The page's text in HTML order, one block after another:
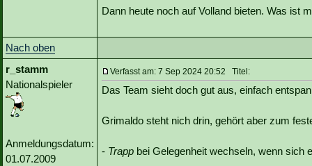
Dann heute noch auf Volland bieten. Was ist
Nach oben
r_stamm
Nationalspieler
Anmeldungsdatum:
01.07.2009
Verfasst am: 7 Sep 2024 20:52 Titel:
Das Team sieht doch gut aus, einfach
Grimaldo steht nich drin, gehört aber zum
- Trapp bei Gelegenheit wechseln, wenn sich